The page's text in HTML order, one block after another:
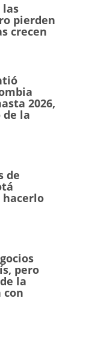
las
pierden
crecen
2026,
la
de
hacerlo
pero
la
con